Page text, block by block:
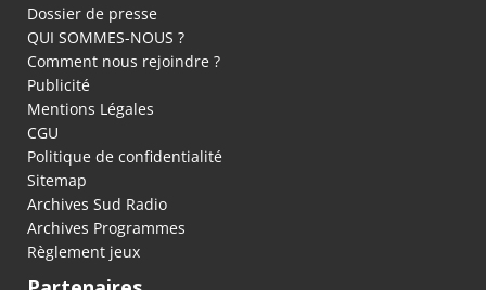
Dossier de presse
QUI SOMMES-NOUS ?
Comment nous rejoindre ?
Publicité
Mentions Légales
CGU
Politique de confidentialité
Sitemap
Archives Sud Radio
Archives Programmes
Règlement jeux